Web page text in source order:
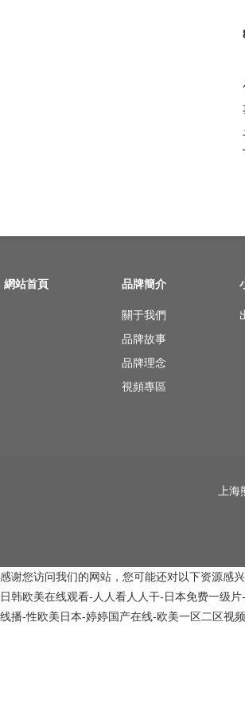
網站首頁 品牌簡介
關于我們
品牌故事
品牌理念
視頻專區
上
感谢您访问我们的网站，您可能还对以下资源感兴
日韩欧美在线观看-人人看人人干-日本免费一级
线播-性欧美日本-婷婷国产在线-欧美一区二区视